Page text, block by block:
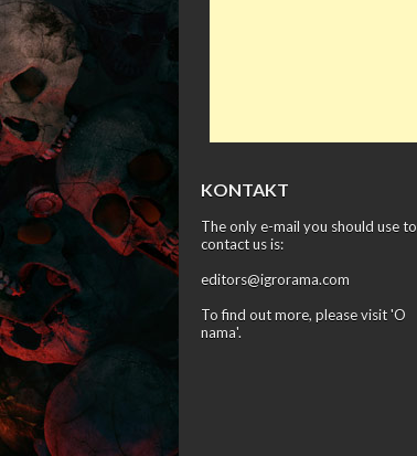
KONTAKT
The only e-mail you should use to
contact us is:
editors@igrorama.com
To find out more, please visit 'O
nama'.